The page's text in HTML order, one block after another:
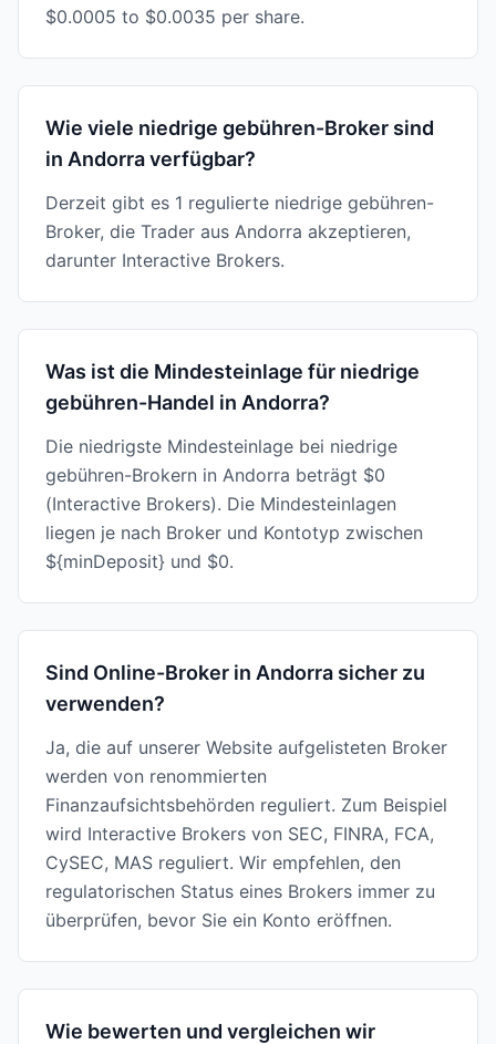
$0.0005 to $0.0035 per share.
Wie viele niedrige gebühren-Broker sind
in Andorra verfügbar?
Derzeit gibt es 1 regulierte niedrige gebühren-
Broker, die Trader aus Andorra akzeptieren,
darunter Interactive Brokers.
Was ist die Mindesteinlage für niedrige
gebühren-Handel in Andorra?
Die niedrigste Mindesteinlage bei niedrige
gebühren-Brokern in Andorra beträgt $0
(Interactive Brokers). Die Mindesteinlagen
liegen je nach Broker und Kontotyp zwischen
${minDeposit} und $0.
Sind Online-Broker in Andorra sicher zu
verwenden?
Ja, die auf unserer Website aufgelisteten Broker
werden von renommierten
Finanzaufsichtsbehörden reguliert. Zum Beispiel
wird Interactive Brokers von SEC, FINRA, FCA,
CySEC, MAS reguliert. Wir empfehlen, den
regulatorischen Status eines Brokers immer zu
überprüfen, bevor Sie ein Konto eröffnen.
Wie bewerten und vergleichen wir